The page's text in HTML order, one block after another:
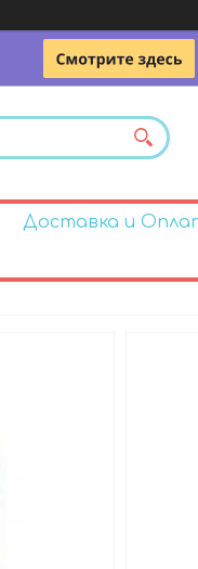
Доставка и